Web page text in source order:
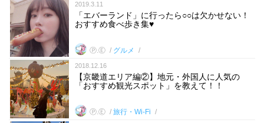
2019.3.11
「エバーランド」に行ったら○○は欠かせない！
おすすめ食べ歩き集♥
Ⓟ.Ⓔ グルメ
2018.12.16
【京畿道エリア編②】地元・外国人に人気の
「おすすめ観光スポット」を教えて！！
Ⓟ.Ⓔ 旅行・Wi-Fi